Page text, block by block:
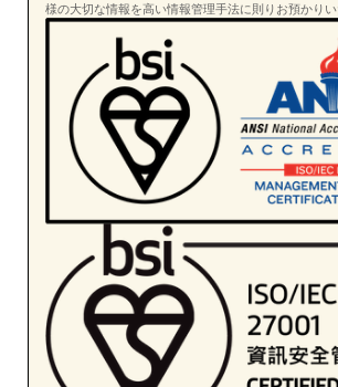
様の大切な情報を高い情報管理手法に則りお預かりい